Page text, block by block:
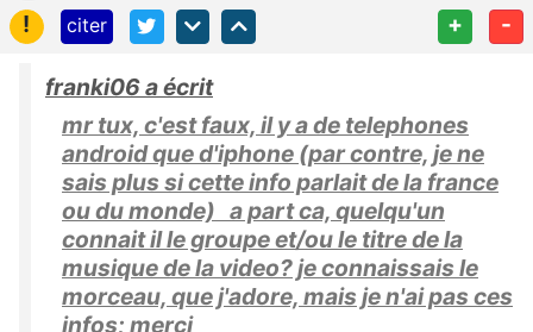
!
citer + -
franki06 a écrit
mr tux, c'est faux, il y a de telephones
android que d'iphone (par contre, je ne
sais plus si cette info parlait de la france
ou du monde) a part ca, quelqu'un
connait il le groupe et/ou le titre de la
musique de la video? je connaissais le
morceau, que j'adore, mais je n'ai pas ces
infos; merci